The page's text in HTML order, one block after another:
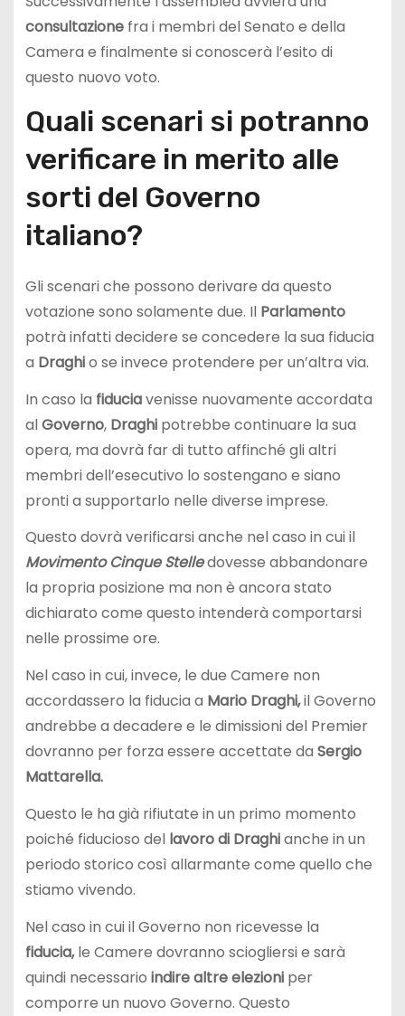
consultazionefra i membri del Senato e della
Camera e finalmente si conoscerà l’esito di
questo nuovo voto.
Quali scenari si potranno
verificare in merito alle
sorti del Governo
italiano?
Gli scenari che possono derivare da questo
votazione sono solamente due. Il Parlamento
potrà infatti decidere se concedere la sua fiducia
a Draghio se invece protendere per un’altra via.
In caso la fiduciavenisse nuovamente accordata
alGoverno, Draghipotrebbe continuare la sua
opera, ma dovrà far di tutto affinché gli altri
membri dell’esecutivo lo sostengano e siano
pronti a supportarlo nelle diverse imprese.
Questo dovrà verificarsi anche nel caso in cui il
Movimento Cinque Stelledovesse abbandonare
la propria posizione ma non è ancora stato
dichiarato come questo intenderà comportarsi
nelle prossime ore.
Nel caso in cui, invece, le due Camere non
accordassero la fiducia a Mario Draghi,il Governo
andrebbe a decadere e le dimissioni del Premier
dovranno per forza essere accettate da Sergio
Mattarella.
Questo le ha già rifiutate in un primo momento
poiché fiducioso del lavoro di Draghianche in un
periodo storico così allarmante come quello che
stiamo vivendo.
Nel caso in cui il Governo non ricevesse la
fiducia,le Camere dovranno sciogliersi e sarà
quindi necessario indire altre elezioniper
comporre un nuovo Governo. Questo